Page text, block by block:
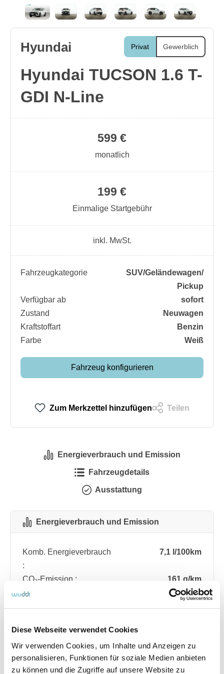
Diese Webseite verwendet Cookies
Wir verwenden Cookies, um Inhalte und Anzeigen zu
personalisieren, Funktionen für soziale Medien anbieten
zu können und die Zugriffe auf unsere Website zu
Privat Gewerblich
Hyundai
Hyundai TUCSON 1.6 T-
GDI N-Line
199 €
Einmalige Startgebühr
599 €
monatlich
inkl. MwSt.
Fahrzeugkategorie
SUV/​Geländewagen/​
Pickup
Verfügbar ab
sofort
Zustand
Neuwagen
Kraftstoffart
Benzin
Farbe
Weiß
Fahrzeug konfigurieren
Zum Merkzettel hinzufügen Teilen
Energieverbrauch und Emission
Fahrzeugdetails
Ausstattung
Energieverbrauch und Emission
Komb. Energieverbrauch
:
7,1 l/100km
CO₂-Emission :
161 g/km
CO₂-Klasse :
F
Angebotsnummer ABO76.492